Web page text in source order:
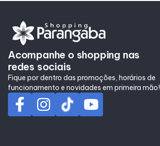
Acompanhe o shopping nas
redes sociais
Fique por dentro das promoções, horários de
funcionamento e novidades em primeira mão!